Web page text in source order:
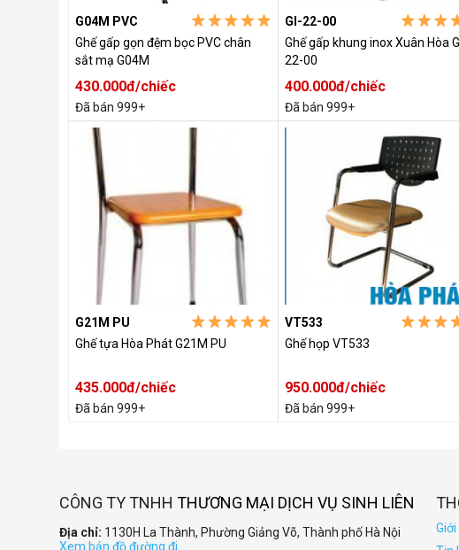
G04M PVC
Ghế gấp gọn đệm bọc PVC chân
sắt mạ G04M
430.000đ/chiếc
Đã bán 999+
GI-22-00
Ghế gấp khung inox Xuân Hòa
22-00
400.000đ/chiếc
Đã bán 999+
G21M PU
Ghế tựa Hòa Phát G21M PU
435.000đ/chiếc
Đã bán 999+
VT533
Ghế họp VT533
950.000đ/chiếc
Đã bán 999+
CÔNG TY TNHH THƯƠNG MẠI DỊCH VỤ SINH LIÊN
Địa chỉ: 1130H La Thành, Phường Giảng Võ, Thành phố Hà Nội
Xem bản đồ đường đi